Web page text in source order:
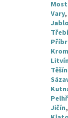
Most
Vary,
Těšín
Jičín,